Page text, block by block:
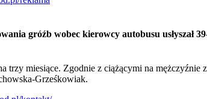
gróźb wobec kierowcy autobusu usłyszał
trzy miesiące. Zgodnie z ciążącymi na
Grześkowiak.